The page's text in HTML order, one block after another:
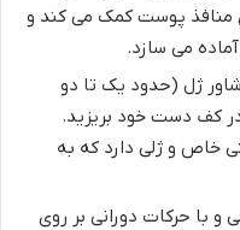
منافذ پوست کمک می کند و
آماده می سازد.
ژل (حدود یک تا دو
کف دست خود بریزید.
خاص و ژلی دارد که به
و با حرکات دورانی بر روی